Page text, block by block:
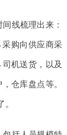
线梳理出来：
购向供应商采
机送货，以及
仓库盘点等。